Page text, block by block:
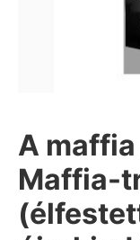
A
Maffia-